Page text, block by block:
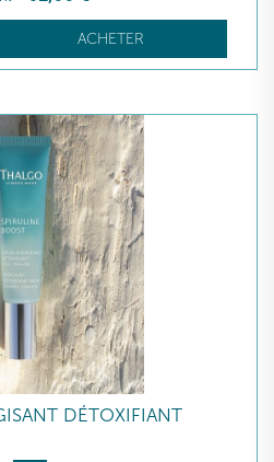
ACHETER
DÉTOXIFIANT